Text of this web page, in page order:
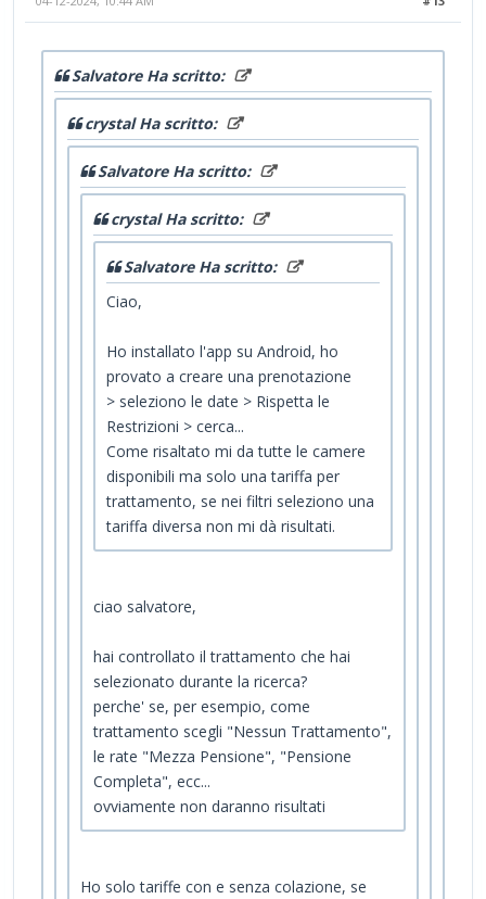
Salvatore Ha scritto:
crystal Ha scritto:
Salvatore Ha scritto:
crystal Ha scritto:
Salvatore Ha scritto:
Ciao,
Ho installato l'app su Android, ho
provato a creare una prenotazione
> seleziono le date > Rispetta le
Restrizioni > cerca...
Come risaltato mi da tutte le camere
disponibili ma solo una tariffa per
trattamento, se nei filtri seleziono una
tariffa diversa non mi dà risultati.
ciao salvatore,
hai controllato il trattamento che hai
selezionato durante la ricerca?
perche' se, per esempio, come
trattamento scegli "Nessun Trattamento",
le rate "Mezza Pensione", "Pensione
Completa", ecc...
ovviamente non daranno risultati
Ho solo tariffe con e senza colazione, se